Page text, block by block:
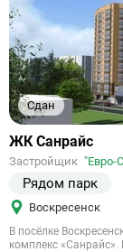
Сдан
Ссылка
объект
ЖК Санрайс
Застройщик "Евро-
Рядом парк
Воскресенск
В посёлке
комплекс «Санрайс».